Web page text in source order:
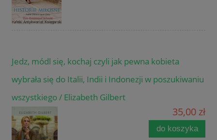
Jedz, módl się, kochaj czyli jak pewna kobieta
wybrała się do Italii, Indii i Indonezji w poszukiwaniu
wszystkiego / Elizabeth Gilbert
35,00 zł
do koszyka